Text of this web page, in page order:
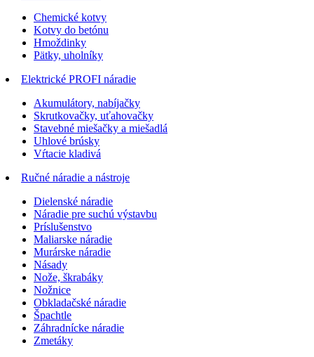
Chemické kotvy
Kotvy do betónu
Hmoždinky
Pätky, uholníky
Elektrické PROFI náradie
Akumulátory, nabíjačky
Skrutkovačky, uťahovačky
Stavebné miešačky a miešadlá
Uhlové brúsky
Vŕtacie kladivá
Ručné náradie a nástroje
Dielenské náradie
Náradie pre suchú výstavbu
Príslušenstvo
Maliarske náradie
Murárske náradie
Násady
Nože, škrabáky
Nožnice
Obkladačské náradie
Špachtle
Záhradnícke náradie
Zmetáky